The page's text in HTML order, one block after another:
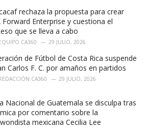
rechaza la propuesta para crear
Forward Enterprise y cuestiona el
que se lleva a cabo
CA360 29 JULIO, 2026
de Fútbol de Costa Rica suspende
Carlos F. C. por amaños en partidos
CA360 29 JULIO, 2026
Nacional de Guatemala se disculpa tras
por comentario sobre la
mexicana Cecilia Lee